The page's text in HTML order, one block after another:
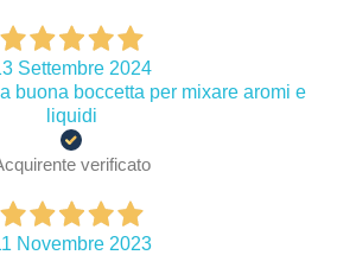
Settembre 2024
buona boccetta per mixare aromi e
liquidi
verificato
Novembre 2023